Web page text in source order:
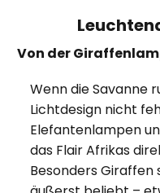
Von der
Wenn die Savanne
Lichtdesign nicht
Elefantenlampen
das Flair Afrikas
Besonders Giraffen